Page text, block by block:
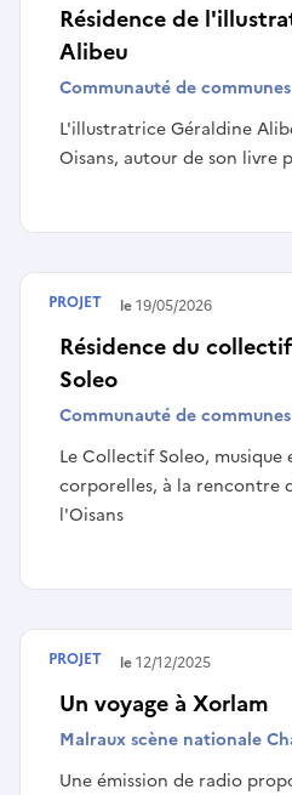
Résidence de
Alibeu
Communauté de
L'illustratrice Géraldine
Oisans, autour de son livre
Résidence du
Soleo
Communauté de
Le Collectif Soleo, musique
corporelles, à la rencontre
l'Oisans
Terminé le19/05/2026
PROJET
Un voyage à Xorlam
Malraux scène nationale
Une émission de radio
Terminé le12/12/2025
PROJET